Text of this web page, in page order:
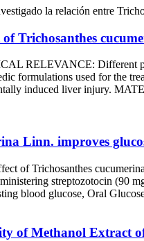
la relación entre
of Trichosanthes
RELEVANCE: Different
formulations used for the
induced liver injury.
Linn. improves
of Trichosanthes
streptozotocin (90
blood glucose, Oral
of Methanol Extract